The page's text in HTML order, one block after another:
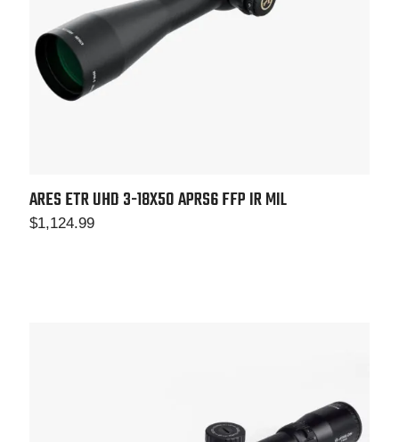
ARES ETR UHD 3-18X50APRS6 FFP IR MIL
$1,124.99